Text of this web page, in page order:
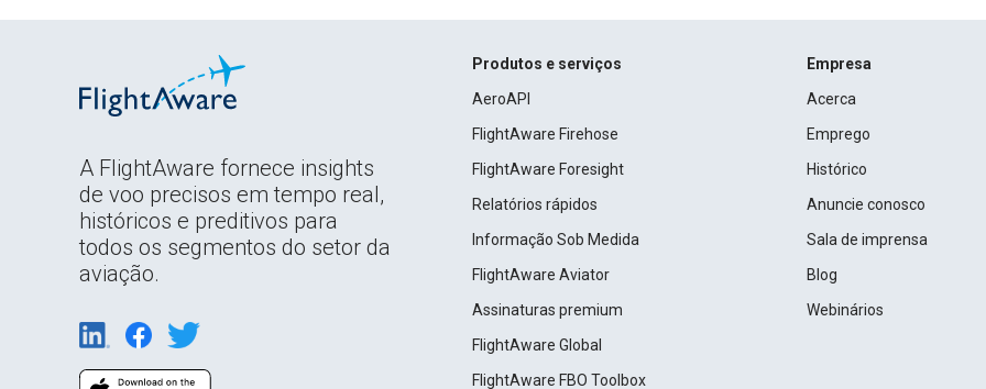
A FlightAware fornece insights
de voo precisos em tempo real,
históricos e preditivos para
todos os segmentos do setor da
aviação.
Produtos e serviços
AeroAPI
FlightAware Firehose
FlightAware Foresight
Relatórios rápidos
Informação Sob Medida
FlightAware Aviator
Assinaturas premium
FlightAware Global
FlightAware FBO Toolbox
Empresa
Acerca
Emprego
Histórico
Anuncie conosco
Sala de imprensa
Blog
Webinários